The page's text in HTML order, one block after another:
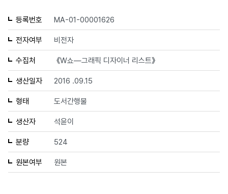
등록번호 MA-01-00001626
전자여부 비전자
수집처 《W쇼—그래픽 디자이너 리스트》
생산일자 2016 .09.15
형태 도서간행물
생산자 석윤이
분량 524
원본여부 원본